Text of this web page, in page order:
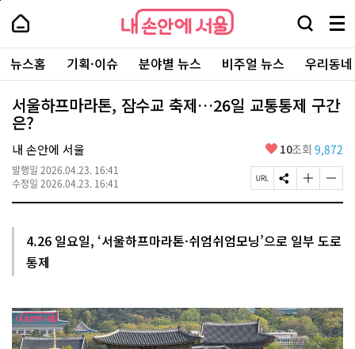
본
로
가
내
손
안
에
서
울
-
서
울
시
대
표
소
통
포
내
손
에
울
검
창
열
기
메
뉴
전
체
보
기
주
요
서
뉴스홈 기획·이슈 분야별 뉴스 비주얼 뉴스 우리동
서울하프마라톤, 잠수교 축제…26일 교통통제 구간
은?
내 손안에 서울
발행일 2026.04.23. 16:41
수정일 2026.04.23. 16:41
좋
요
10조회 9,872
페
이
R
L
S
N
유
하
글
자
크
게
기
글
자
작
게
기
4.26 일요일, ‘서울하프마라톤·쉬엄쉬엄모닝’으로 일부 도로
통제
페
상
단
로